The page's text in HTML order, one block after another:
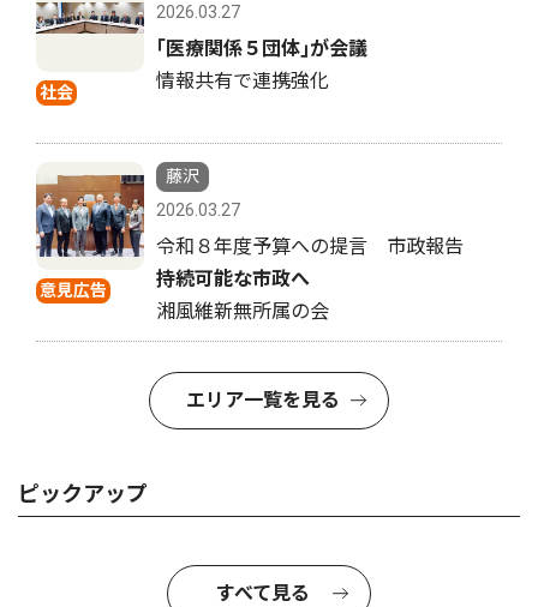
社会
2026.03.27
｢医療関係５団体｣が会議
情報共有で連携強化
意見広告
藤沢
2026.03.27
令和８年度予算への提言 市政報告
持続可能な市政へ
湘風維新無所属の会
エリア一覧を見る
ピックアップ
すべて見る